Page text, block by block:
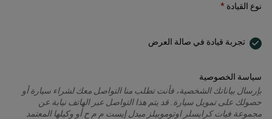
نوع القيادة
تجربة قيادة في صالة العرض
سياسة الخصوصية
بإرسال بياناتك الشخصية، فأنت تطلب منا التواصل معك لشراء سيارة أو
حصولك على تمويل سيارة. قد يتم هذا التواصل عبر الهاتف نيابة عن
مجموعة فيات كرايسلر اوتوموبيلز ميدل إيست م م ح أو وكيلها المعتمد